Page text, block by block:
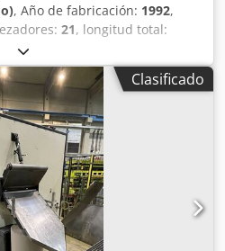
, Año de fabricación: 1992,
21, longitud total:
enderezador:
total:2,000 mm, espesor de
Ancho máximo de la
tensión (diámetro interior de la
máximo de la bobina: 1500
kg Dkjdpfozcu S Ssx Algsr
250 mm Diámetro de los
rodillos enderezadores: 21
40 m/min Grosor máximo
N/mm² 5 mm con 400 N/mm²
de esta página ha sido
Clasificado